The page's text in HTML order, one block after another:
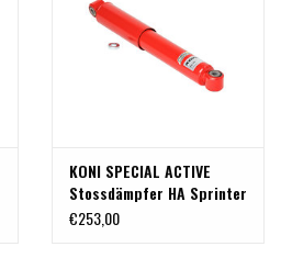
KONI SPECIAL ACTIVE
Stossdämpfer HA Sprinter
(906) 5T 2WD
€253,00